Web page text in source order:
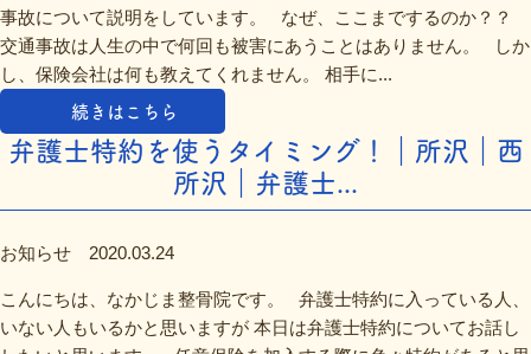
事故について説明をしています。 なぜ、ここまでするのか？？
交通事故は人生の中で何回も被害にあうことはありません。 しか
し、保険会社は何も教えてくれません。 相手に...
続きはこちら
弁護士特約を使うタイミング！｜所沢｜西
所沢｜弁護士...
お知らせ 2020.03.24
こんにちは、なかじま整骨院です。 弁護士特約に入っている人、
いない人もいるかと思いますが 本日は弁護士特約についてお話し